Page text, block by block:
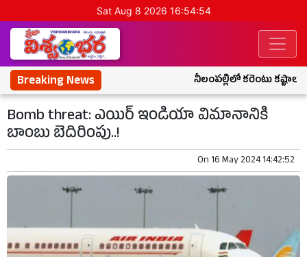
Sat Aug 8 2026 16:54:54
Breaking News నీలంపల్లిలో కరెంటు
Bomb threat: ఎయిర్ ఇండియా విమానానికి
బాంబు బెదిరింపు..!
On16 May 2024 14:42:52